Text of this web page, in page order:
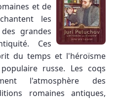
et de
les
grandes
Ces
du temps et l'héroïsme
russe. Les coqs
l'atmosphère des
romaines antiques,